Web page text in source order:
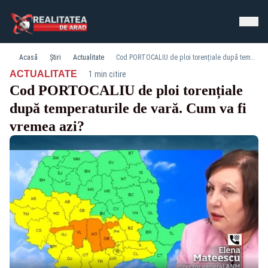
Acasă Știri Actualitate Cod PORTOCALIU de ploi torențiale după temperaturile de vară. Cum va fi vremea azi?
ACTUALITATE· 1 min citire
Cod PORTOCALIU de ploi torențiale
după temperaturile de vară. Cum va fi
vremea azi?